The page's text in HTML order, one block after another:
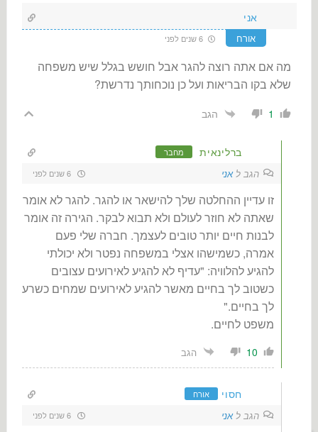
אני
אורח
מה אם אתה רוצה להגר אבל חושש בגלל שיש משפחה
שלא בקו הבריאות ועל כן נוכחותך נדרשת?
1 הגב
ברלינאית מחבר
הגב לאני
זו עדיין ההחלטה שלך להישאר או להגר. להגר לא אומר
שאתה לא חוזר לעולם ולא תבוא לבקר. הגירה זה אומר
לבנות חיים יותר טובים לעצמך. חברה שלי פעם
אמרה, כשמישהו אצלי במשפחה נפטר ולא יכולתי
להגיע להלוויה: "עדיף לא להגיע לאירועים עצובים
כשטוב לך בחיים מאשר להגיע לאירועים שמחים כשרע
לך בחיים."
משפט לחיים.
10 הגב
חסוי אורח
הגב לאני